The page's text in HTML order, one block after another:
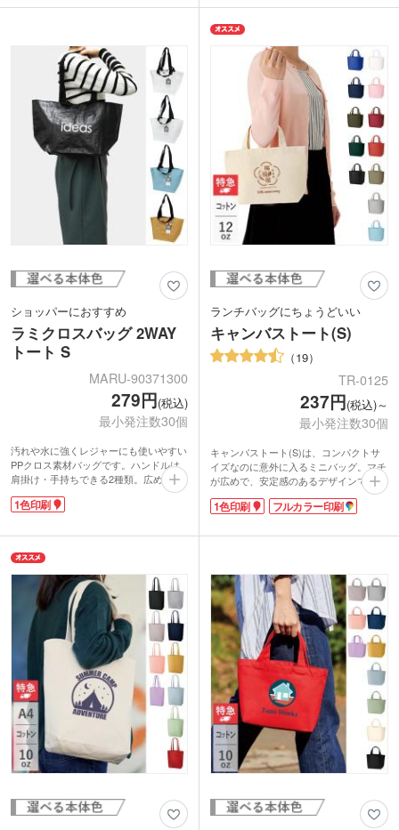
バッグの制作におすすめ。印刷面が広い
のでPR効果も抜群！セミナーや会社説
明会にも選ばれます。世界にひとつのオ
リジナルバッグを小ロットで制作できま
すよ。
水加工済みです。内側はアルミ蒸着フィ
ルムで保冷温効果に優れています。コン
パクトに折り畳めるのもうれしいポイン
1色・フルカラー印刷で名入れが可能。
男女問わずお使いいただける色展開で
す。セレクトショップやアパレルなどの
周年記念やキャンペーンにいかがでしょ
ショッパーにおすすめ
ラミクロスバッグ 2WAY
トート S
MARU-90371300
279円(税込)
最小発注数30個
汚れや水に強くレジャーにも使いやすい
PPクロス素材バッグです。ハンドルは
肩掛け・手持ちできる2種類。広めの底
マチでプラホック付き。中身が見えませ
ん。耐久性があり、重い荷物も楽々持ち
オリジナルデザインでオシャレなバッグ
を製作できます。入会・購入特典など、
ブランドロゴを印刷して長く使ってもら
えるノベルティを作りませんか？クリ
ア・ホワイト・ブラック・ブルー・ライ
トブラウンの5色から選べます。
1色印刷
ランチバッグにちょうどいい
キャンバストート(S)
19
TR-0125
237円(税込)～
最小発注数30個
キャンバストート(S)は、コンパクトサ
イズなのに意外に入るミニバッグ。マチ
が広めで、安定感のあるデザインです。
お弁当や小物などの持ち歩きにいかが。
しっかりした生地でコットン100%のナ
バリエーションが豊富なので、企業カラ
す。
印刷面が広いためPR効果も抜群。社名
やロゴを名入れしたオリジナルエコバッ
グは、小ロットでも制作可能です。
1色印刷 フルカラー印刷